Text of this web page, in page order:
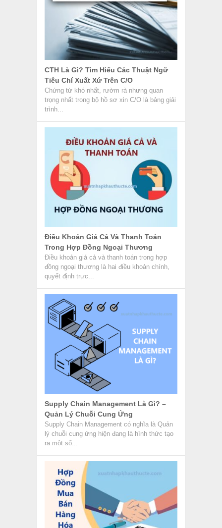
CTH Là Gì? Tìm Hiểu Các Thuật Ngữ
Tiêu Chí Xuất Xứ Trên C/O
Chứng từ khó nhất, rườm rà nhưng quan
trọng nhất trong bộ hồ sơ xin C/O là bảng giải
trình...
Điều Khoản Giá Cả Và Thanh Toán
Trong Hợp Đồng Ngoại Thương
Điều khoản giá cả và thanh toán trong hợp
đồng ngoại thương là hai điều khoản chính,
quyết định trực...
Supply Chain Management Là Gì? –
Quản Lý Chuỗi Cung Ứng
Supply Chain Management có nghĩa là Quản
lý chuỗi cung ứng hiện đang là hình thức tạo
ra một số...